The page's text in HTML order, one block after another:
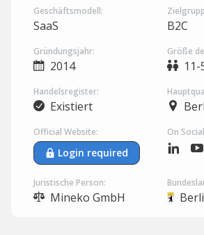
Geschäftsmodell:
SaaS B2C
Gründungsjahr:
2014
Größe
Handelsregister:
Existiert
Official Website:
Login required
On
Juristische Person:
Mineko GmbH